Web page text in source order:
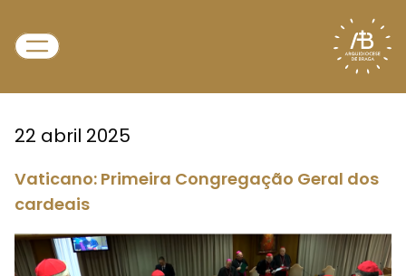
22 abril 2025
Vaticano: Primeira Congregação Geral dos
cardeais